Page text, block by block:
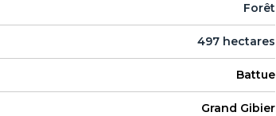
Forêt
497 hectares
Battue
Grand Gibier